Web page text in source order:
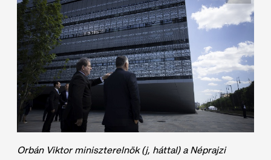
Orbán Viktor miniszterelnök (j, háttal) a Néprajzi